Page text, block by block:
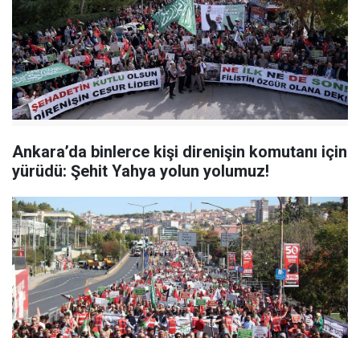
Ankara’da binlerce kişi direnişin komutanı için
yürüdü: Şehit Yahya yolun yolumuz!